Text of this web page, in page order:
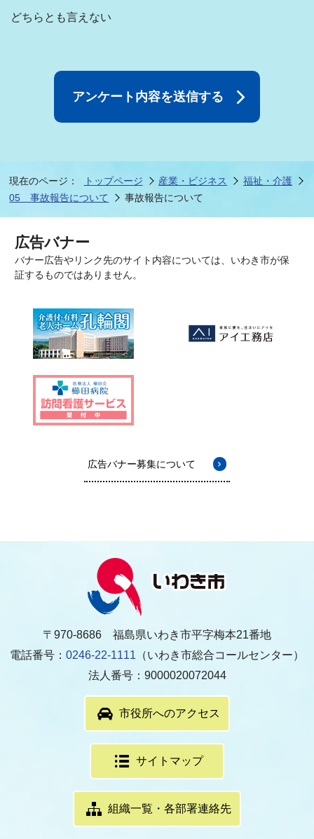
どちらとも言えない
現在のページ： トップページ 産業・ビジネス
福祉・介護
05 事故報告について
事故報告について
広告バナー
バナー広告やリンク先のサイト内容については、いわき市が保
証するものではありません。
広告バナー募集について
〒970-8686 福島県いわき市平字梅本21番地
電話番号： 0246-22-1111 （いわき市総合コールセンター）
法人番号：9000020072044
市役所へのアクセス
サイトマップ
組織一覧・各部署連絡先